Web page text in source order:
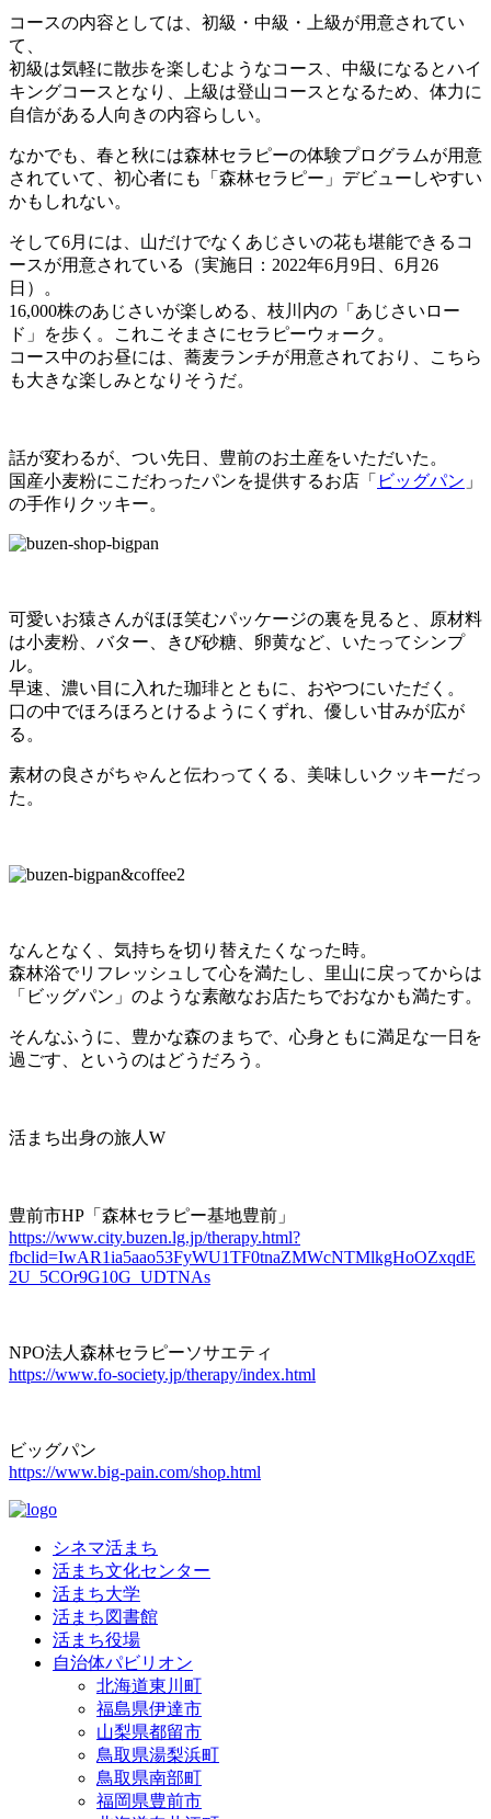
コースの内容としては、初級・中級・上級が用意されてい
て、
初級は気軽に散歩を楽しむようなコース、中級になるとハイ
キングコースとなり、上級は登山コースとなるため、体力に
自信がある人向きの内容らしい。
なかでも、春と秋には森林セラピーの体験プログラムが用意
されていて、初心者にも「森林セラピー」デビューしやすい
かもしれない。
そして6月には、山だけでなくあじさいの花も堪能できるコ
ースが用意されている（実施日：2022年6月9日、6月26
日）。
16,000株のあじさいが楽しめる、枝川内の「あじさいロー
ド」を歩く。これこそまさにセラピーウォーク。
コース中のお昼には、蕎麦ランチが用意されており、こちら
も大きな楽しみとなりそうだ。
話が変わるが、つい先日、豊前のお土産をいただいた。
国産小麦粉にこだわったパンを提供するお店「 ビッグパン 」
の手作りクッキー。
可愛いお猿さんがほほ笑むパッケージの裏を見ると、原材料
は小麦粉、バター、きび砂糖、卵黄など、いたってシンプ
ル。
早速、濃い目に入れた珈琲とともに、おやつにいただく。
口の中でほろほろとけるようにくずれ、優しい甘みが広が
る。
素材の良さがちゃんと伝わってくる、美味しいクッキーだっ
た。
なんとなく、気持ちを切り替えたくなった時。
森林浴でリフレッシュして心を満たし、里山に戻ってからは
「ビッグパン」のような素敵なお店たちでおなかも満たす。
そんなふうに、豊かな森のまちで、心身ともに満足な一日を
過ごす、というのはどうだろう。
活まち出身の旅人W
豊前市HP「森林セラピー基地豊前」
https://www.city.buzen.lg.jp/therapy.html?
fbclid=IwAR1ia5aao53FyWU1TF0tnaZMWcNTMlkgHoOZxqdE
2U_5COr9G10G_UDTNAs
NPO法人森林セラピーソサエティ
https://www.fo-society.jp/therapy/index.html
ビッグパン
https://www.big-pain.com/shop.html
シネマ活まち
活まち文化センター
活まち大学
活まち図書館
活まち役場
自治体パビリオン
北海道東川町
福島県伊達市
山梨県都留市
鳥取県湯梨浜町
鳥取県南部町
福岡県豊前市